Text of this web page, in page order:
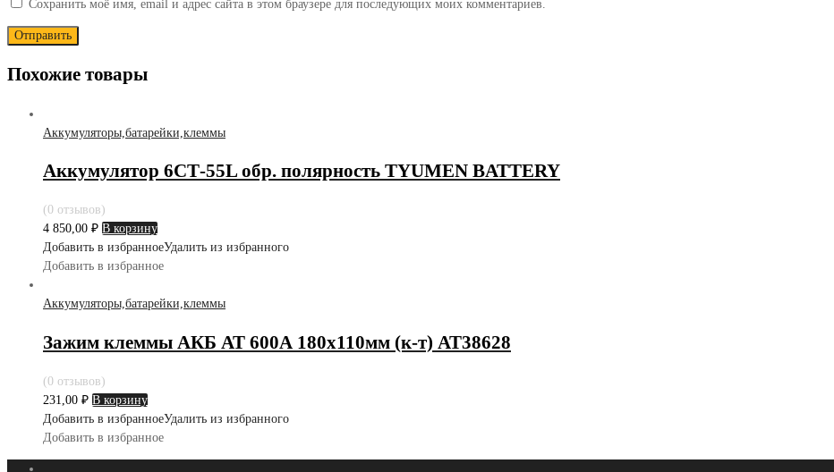
Сохранить моё имя, email и адрес сайта в этом браузере для последующих моих комментариев.
Похожие товары
Аккумуляторы,батарейки,клеммы
Аккумулятор 6СТ-55L обр. полярность TYUMEN BATTERY
(0 отзывов)
4 850,00 ₽ В корзину
Добавить в избранноеУдалить из избранного
Добавить в избранное
Аккумуляторы,батарейки,клеммы
Зажим клеммы АКБ АТ 600А 180х110мм (к-т) AT38628
(0 отзывов)
231,00 ₽ В корзину
Добавить в избранноеУдалить из избранного
Добавить в избранное